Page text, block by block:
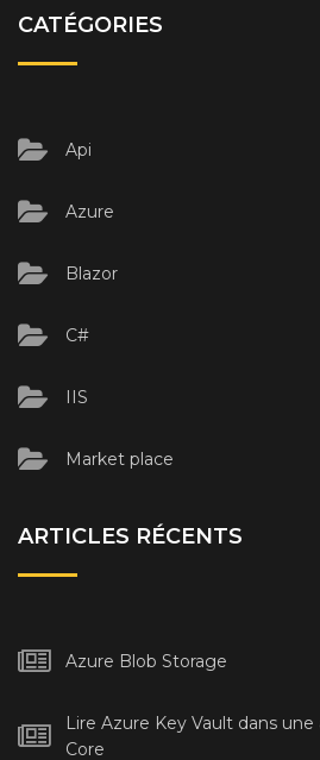
CATÉGORIES
Api
Azure
Blazor
C#
IIS
Market place
ARTICLES RÉCENTS
Azure Blob Storage
Lire Azure Key Vault dans
Core